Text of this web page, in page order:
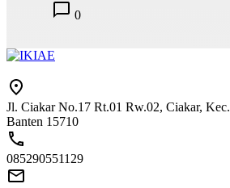
0
Jl. Ciakar No.17 Rt.01 Rw.02, Ciakar,
Banten 15710
085290551129